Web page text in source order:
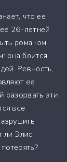
что ее
26-летней
романом,
она боится
Ревность,
ее
разорвать эти
все
ли Элис